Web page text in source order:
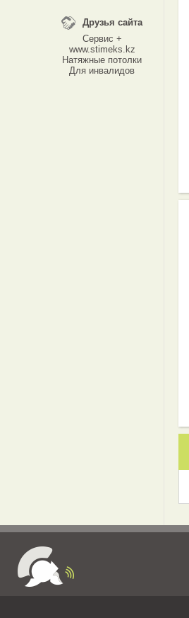
Друзья сайта
Сервис +
www.stimeks.kz
Натяжные потолки
Для инвалидов